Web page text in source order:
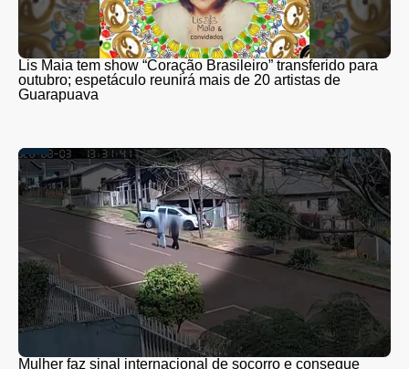
Lis Maia tem show “Coração Brasileiro” transferido para
outubro; espetáculo reunirá mais de 20 artistas de
Guarapuava
Mulher faz sinal internacional de socorro e consegue